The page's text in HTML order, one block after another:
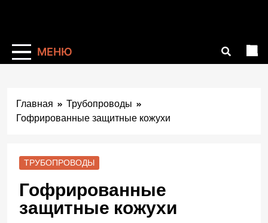
МЕНЮ
Главная
Трубопроводы
Гофрированные защитные кожухи
ТРУБОПРОВОДЫ
Гофрированные
защитные кожухи